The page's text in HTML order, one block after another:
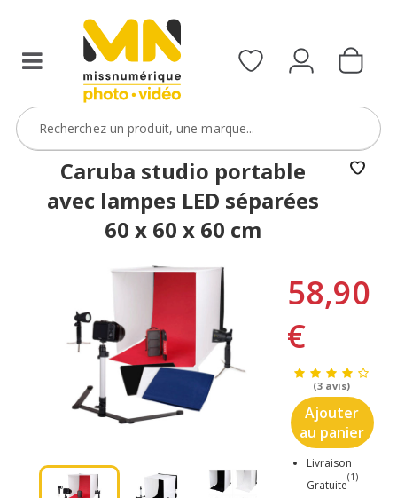
Caruba studio portable
avec lampes LED séparées
60 x 60 x 60 cm
58,90
€
(3 avis)
Ajouter
au panier
Livraison
Gratuite
(1)